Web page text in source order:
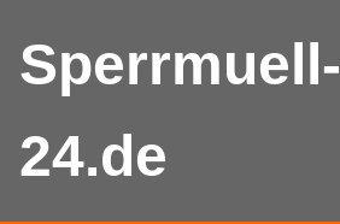
Sperrmuell-
24.de